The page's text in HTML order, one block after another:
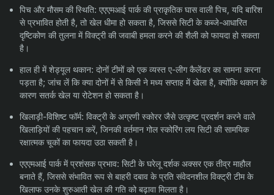
पिच और मौसम की स्थिति: एएएमआई पार्क की प्राकृतिक घास वाली पिच, यदि बारिश
से प्रभावित होती है, तो खेल धीमा हो सकता है, जिससे सिटी के कब्जे-आधारित
दृष्टिकोण की तुलना में विक्ट्री की जवाबी हमला करने की शैली को फायदा हो सकता
है।
हाल ही में शेड्यूल थकान: दोनों टीमों को एक व्यस्त ए-लीग कैलेंडर का सामना करना
पड़ता है; जांच लें कि क्या दोनों में से किसी ने मध्य सप्ताह में खेला है, क्योंकि थकान के
कारण सतर्क खेल या रोटेशन हो सकता है।
खिलाड़ी-विशिष्ट फॉर्म: विक्ट्री के अग्रणी स्कोरर जैसे उत्कृष्ट प्रदर्शन करने वाले
खिलाड़ियों की पहचान करें, जिनकी वर्तमान गोल स्कोरिंग लय सिटी की सामयिक
रक्षात्मक चूकों का फायदा उठा सकती है।
एएएमआई पार्क में प्रशंसक प्रभाव: सिटी के घरेलू दर्शक अक्सर एक तीव्र माहौल
बनाते हैं, जिससे संभावित रूप से बाहरी दबाव के प्रति संवेदनशील विक्ट्री टीम के
खिलाफ उनके शुरुआती खेल की गति को बढ़ावा मिलता है।